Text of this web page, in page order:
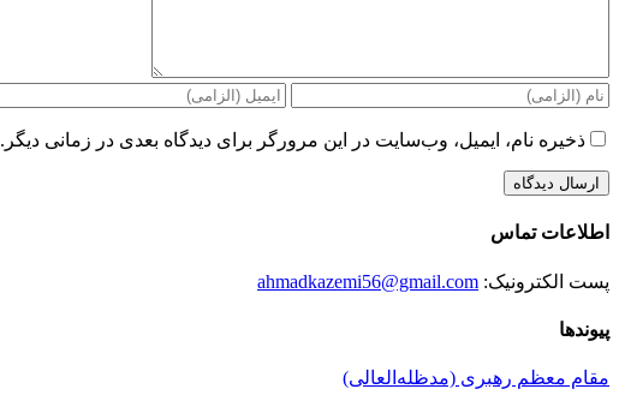
ذخیره نام، ایمیل، وب‌سایت در این مرورگر برای دیدگاه بعدی در زمانی دیگر.
اطلاعات تماس
پست الکترونیک: ahmadkazemi56@gmail.com
پیوندها
مقام معظم رهبری (مد‌ظله‌العالی)